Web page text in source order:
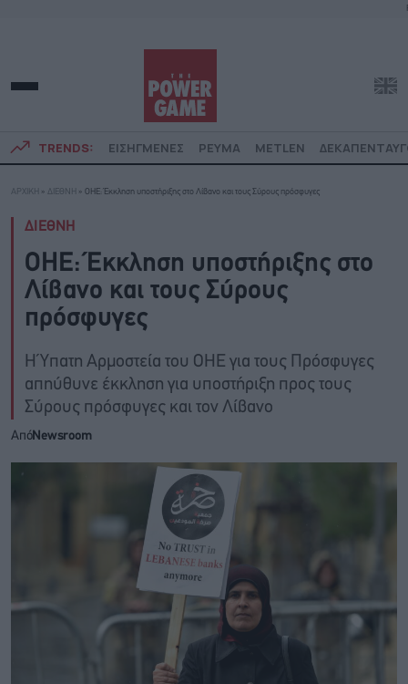
TRENDS: ΕΙΣΗΓΜΕΝΕΣ ΡΕΥΜΑ METLEN
ΑΡΧΙΚΗ » ΔΙΕΘΝΗ » ΟΗΕ: Έκκληση υποστήριξης στο Λίβανο και τους Σύρους πρόσφυγες
ΔΙΕΘΝΗ
ΟΗΕ: Έκκληση υποστήριξης στο
Λίβανο και τους Σύρους
πρόσφυγες
Η Ύπατη Αρμοστεία του ΟΗΕ για τους Πρόσφυγες
απηύθυνε έκκληση για υποστήριξη προς τους
Σύρους πρόσφυγες και τον Λίβανο
ΑπόNewsroom